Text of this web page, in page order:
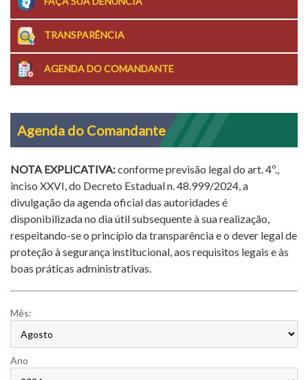
TRANSPARÊNCIA
AGENDA DO COMANDANTE
Agenda do Comandante
NOTA EXPLICATIVA:conforme previsão legal do art. 4º.,
inciso XXVI, do Decreto Estadual n. 48.999/2024, a
divulgação da agenda oficial das autoridades é
disponibilizada no dia útil subsequente à sua realização,
respeitando-se o princípio da transparência e o dever legal de
proteção à segurança institucional, aos requisitos legais e às
boas práticas administrativas.
Mês:
Ano